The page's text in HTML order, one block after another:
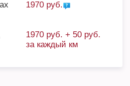
1970 руб.
1970 руб. + 50 руб.
за каждый км